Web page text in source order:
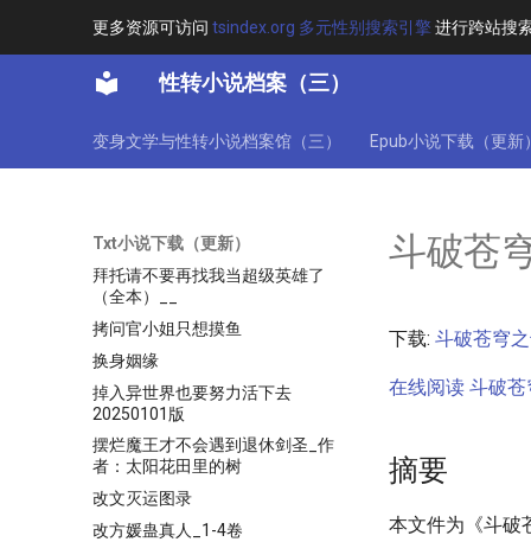
更多资源可访问 tsindex.org 多元性别搜索引擎进行跨站搜
性转小说档案（三）
变身文学与性转小说档案馆（三） Epub小说下载（更新
Txt小说下载（更新）
披上皮革竟成了店里的常客
披着基金会的皮在无限次元中搞事
情的万由里_2024_02_01
拒绝内卷，修仙女配只想躺平！1
拔出圣剑的我变身成了最强勇者
拔娜娜⊙全本
拜托请不要再找我当超级英雄了
（全本）__
拷问官小姐只想摸鱼
换身姻缘
掉入异世界也要努力活下去
20250101版
摆烂魔王才不会遇到退休剑圣_作
者：太阳花田里的树
改文灭运图录
改方媛蛊真人_1-4卷
斗破苍
下载: 斗破苍穹
在线阅读 斗破
摘要
本文件为《斗破